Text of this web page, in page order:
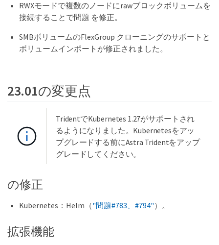
RWXモードで複数のノードにrawブロックボリュームを
接続することで問題 を修正。
SMBボリュームのFlexGroup クローニングのサポートと
ボリュームインポートが修正されました。
23.01の変更点
TridentでKubernetes 1.27がサポートされ
るようになりました。Kubernetesをアッ
プグレードする前にAstra Tridentをアップ
グレードしてください。
の修正
Kubernetes：Helm（"問題#783、#794"）。
拡張機能